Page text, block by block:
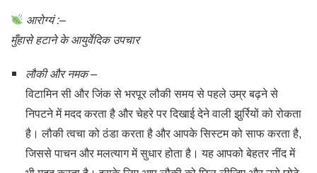
आरोग्यं :–
मुँहासे हटाने के आयुर्वेदिक उपचार
लौकी और नमक –
विटामिन सी और जिंक से भरपूर लौकी समय से पहले उम्र बढ़ने से
निपटने में मदद करता है और चेहरे पर दिखाई देने वाली झुर्रियों को रोकता
है। लौकी त्वचा को ठंडा करता है और आपके सिस्टम को साफ करता है,
जिससे पाचन और मलत्याग में सुधार होता है। यह आपको बेहतर नींद में